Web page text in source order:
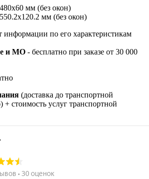
мм (без окон)
мм (без окон)
информации по его характеристикам
и МО - бесплатно при заказе от 30 000
(доставка до транспортной
+ стоимость услуг транспортной